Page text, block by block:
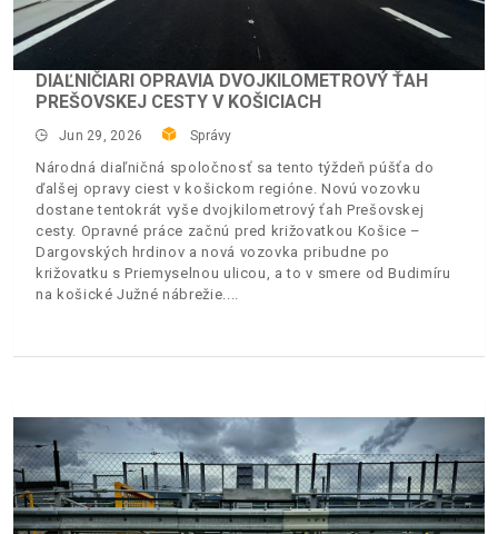
DIAĽNIČIARI OPRAVIA DVOJKILOMETROVÝ ŤAH
PREŠOVSKEJ CESTY V KOŠICIACH
Jun 29, 2026 Správy
Národná diaľničná spoločnosť sa tento týždeň púšťa do
ďalšej opravy ciest v košickom regióne. Novú vozovku
dostane tentokrát vyše dvojkilometrový ťah Prešovskej
cesty. Opravné práce začnú pred križovatkou Košice –
Dargovských hrdinov a nová vozovka pribudne po
križovatku s Priemyselnou ulicou, a to v smere od Budimíru
na košické Južné nábrežie.